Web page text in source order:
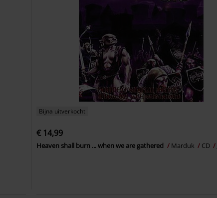
Bijna uitverkocht
€ 14,99
Heaven shall burn ... when we are gathered Marduk CD